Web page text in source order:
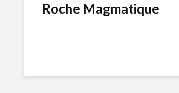
Roche Magmatique